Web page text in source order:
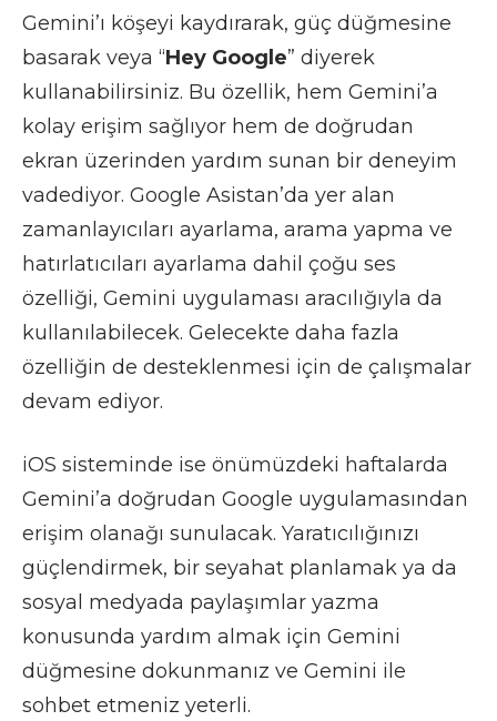
Gemini’ı köşeyi kaydırarak, güç düğmesine
basarak veya “Hey Google” diyerek
kullanabilirsiniz. Bu özellik, hem Gemini’a
kolay erişim sağlıyor hem de doğrudan
ekran üzerinden yardım sunan bir deneyim
vadediyor. Google Asistan’da yer alan
zamanlayıcıları ayarlama, arama yapma ve
hatırlatıcıları ayarlama dahil çoğu ses
özelliği, Gemini uygulaması aracılığıyla da
kullanılabilecek. Gelecekte daha fazla
özelliğin de desteklenmesi için de çalışmalar
devam ediyor.
iOS sisteminde ise önümüzdeki haftalarda
Gemini’a doğrudan Google uygulamasından
erişim olanağı sunulacak. Yaratıcılığınızı
güçlendirmek, bir seyahat planlamak ya da
sosyal medyada paylaşımlar yazma
konusunda yardım almak için Gemini
düğmesine dokunmanız ve Gemini ile
sohbet etmeniz yeterli.